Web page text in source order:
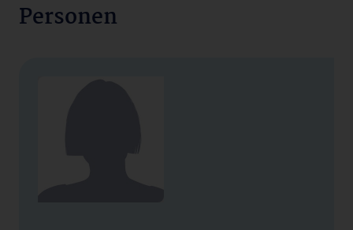
Personen